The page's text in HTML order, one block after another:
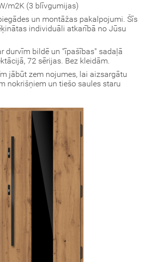
m2K (3 blīvgumijas)
un montāžas pakalpojumi. Šīs
individuāli atkarībā no Jūsu
durvīm bildē un "īpašības" sadaļā
72 sērijas. Bez kleidām.
jābūt zem nojumes, lai aizsargātu
nokrišņiem un tiešo saules staru
grāmatiņa)